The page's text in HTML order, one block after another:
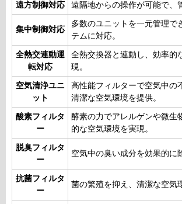
遠方制御対応 遠隔地からの操作が可能で、
集中制御対応
多数のユニットを一元管理で
テムに対応。
全熱交連動運
転対応
全熱交換器と連動し、効率的
現。
空気清浄ユニ
ット
高性能フィルターで空気中の
清潔な空気環境を提供。
酸素フィルタ
ー
酵素の力でアレルゲンや微生
的な空気環境を実現。
脱臭フィルタ
ー
空気中の臭い成分を効果的に
抗菌フィルタ
ー
菌の繁殖を抑え、清潔な空気